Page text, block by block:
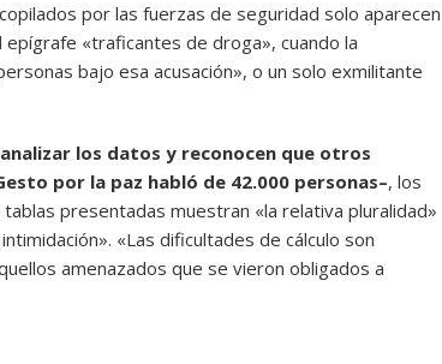
por las fuerzas de seguridad solo aparecen
«traficantes de droga», cuando la
bajo esa acusación», o un solo exmilitante
los datos y reconocen que otros
por la paz habló de 42.000 personas–, los
presentadas muestran «la relativa pluralidad»
«Las dificultades de cálculo son
amenazados que se vieron obligados a